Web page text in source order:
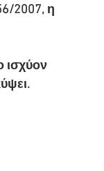
2007, η
ισχύον